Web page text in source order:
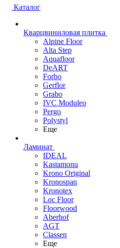
Каталог
Кварцвиниловая плитка
Alpine Floor
Alta Step
Aquafloor
DeART
Forbo
Gerflor
Grabo
IVC Moduleo
Pergo
Polystyl
Еще
Ламинат
IDEAL
Kastamonu
Krono Original
Kronospan
Kronotex
Loc Floor
Floorwood
Aberhof
AGT
Classen
Еще